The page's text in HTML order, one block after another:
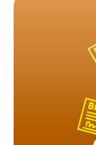
систем